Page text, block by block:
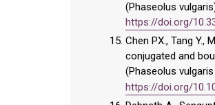
(Phaseolus
https://doi.org/
Chen PX., Tang Y.,
conjugated and
(Phaseolus
https://doi.org/